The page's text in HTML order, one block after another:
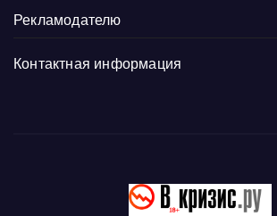
Рекламодателю
Контактная информация